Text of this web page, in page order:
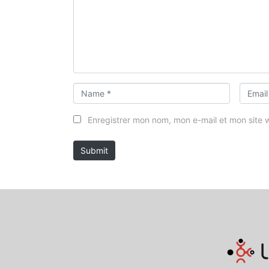
a
m
e
*
m
i
Enregistrer mon nom, mon e-mail et mon
Submit